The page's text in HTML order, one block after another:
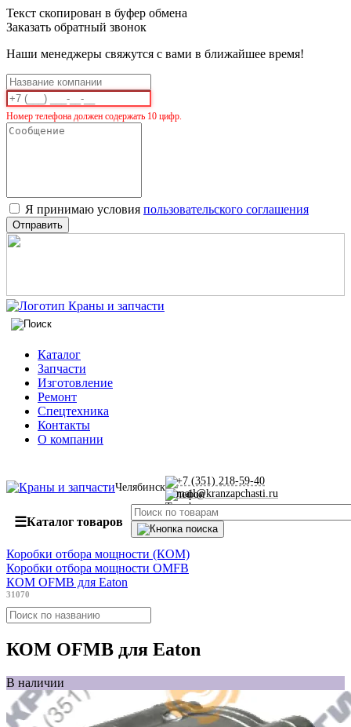
Текст скопирован в буфер обмена
Заказать обратный звонок
Наши менеджеры свяжутся с вами в ближайшее время!
Номер телефона должен содержать 10 цифр.
Я принимаю условия пользовательского соглашения
Отправить
Каталог
Запчасти
Изготовление
Ремонт
Спецтехника
Контакты
О компании
Челябинск
+7 (351) 218-59-40
mail@kranzapchasti.ru
☰Каталог товаров
Коробки отбора мощности (КОМ)
Коробки отбора мощности OMFB
КОМ OFMB для Eaton
31070
КОМ OFMB для Eaton
В наличии